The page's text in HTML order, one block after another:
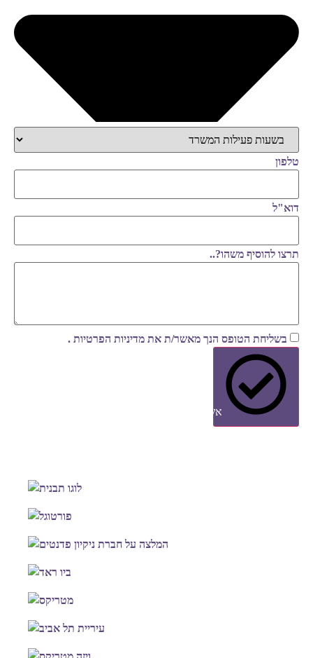
טלפון
דוא"ל
תרצו להוסיף משהו?..
בשליחת הטופס הנך מאשר/ת את מדיניות הפרטיות .
אשמח להצעה